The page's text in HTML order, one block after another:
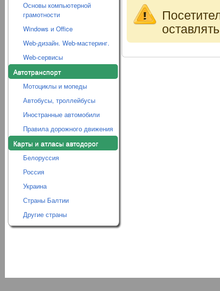
Основы компьютерной
грамотности
Windows и Office
Web-дизайн. Web-мастеринг.
Web-сервисы
Автотранспорт
Мотоциклы и мопеды
Автобусы, троллейбусы
Иностранные автомобили
Правила дорожного движения
Карты и атласы автодорог
Белоруссия
Россия
Украина
Страны Балтии
Другие страны